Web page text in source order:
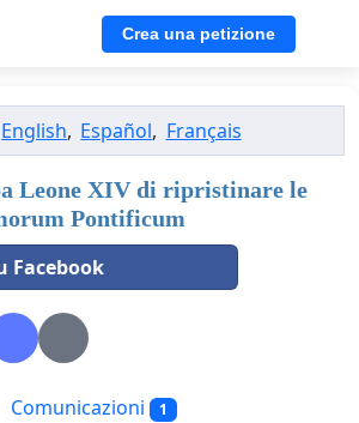
Crea una petizione
English, Español, Français
Leone XIV di ripristinare le
Pontificum
Facebook
Comunicazioni 1